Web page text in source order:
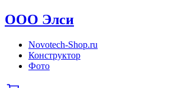
ООО Элси
Novotech-Shop.ru
Конструктор
Фото